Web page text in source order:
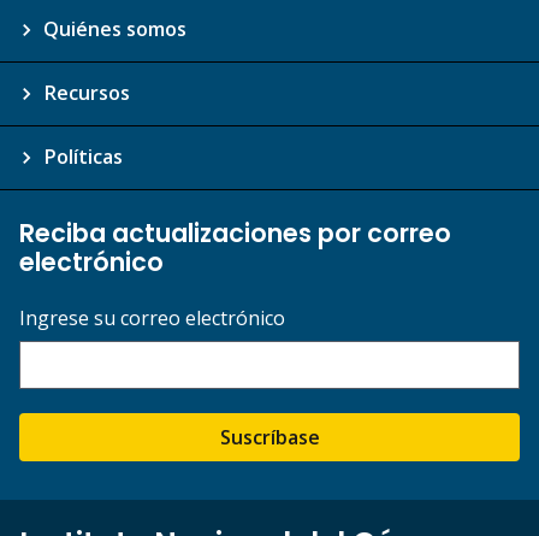
Quiénes somos
Recursos
Políticas
Reciba actualizaciones por correo
electrónico
Ingrese su correo electrónico
Suscríbase